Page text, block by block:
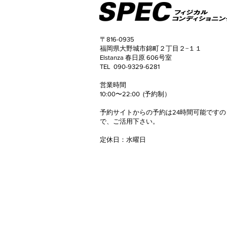
50代女性 3ヶ月でウエスト
マイナス8.2cm！
〒816-0935
福岡県大野城市錦町２丁目２−１１
Elstanza 春日原 606号室
TEL 090-9329-6281
​営業時間
10:00〜22:00 (予約制）
予約サイトからの予約は24時間可能ですの
で、 ご活用下さい。
定休日 ​： 水曜日